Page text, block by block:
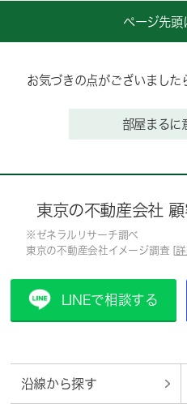
ページ先頭
お気づきの点がございました
部屋まるに
東京の不動産会社
※ゼネラルリサーチ調べ
東京の不動産会社イメージ調査 [ 詳
LINEで相談する
沿線から探す